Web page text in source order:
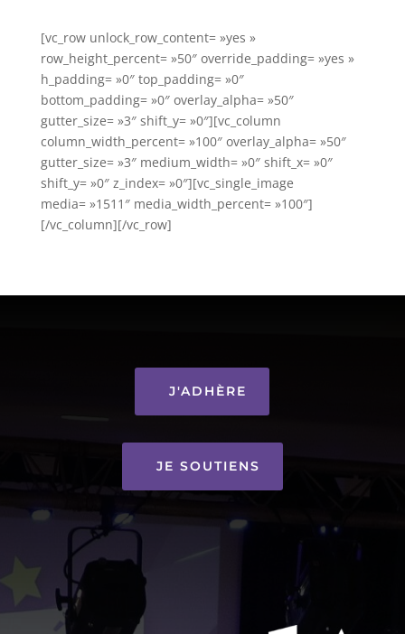
[vc_row unlock_row_content= »yes »
row_height_percent= »50″ override_padding= »yes »
h_padding= »0″ top_padding= »0″
bottom_padding= »0″ overlay_alpha= »50″
gutter_size= »3″ shift_y= »0″][vc_column
column_width_percent= »100″ overlay_alpha= »50″
gutter_size= »3″ medium_width= »0″ shift_x= »0″
shift_y= »0″ z_index= »0″][vc_single_image
media= »1511″ media_width_percent= »100″]
[/vc_column][/vc_row]
J'ADHÈRE
JE SOUTIENS